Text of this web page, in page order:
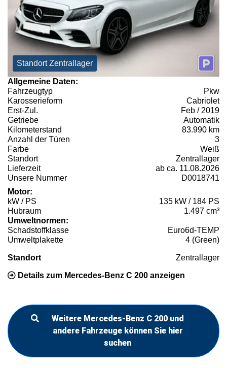
Standort Zentrallager
Allgemeine Daten:
Fahrzeugtyp
Pkw
Karosserieform
Cabriolet
Erst-Zul.
Feb / 2019
Getriebe
Automatik
Kilometerstand
83.990 km
Anzahl der Türen
3
Farbe
Weiß
Standort
Zentrallager
Lieferzeit
ab ca. 11.08.2026
Unsere Nummer
D0018741
Motor:
kW / PS
135 kW / 184 PS
Hubraum
1.497 cm³
Umweltnormen:
Schadstoffklasse
Euro6d-TEMP
Umweltplakette
4 (Green)
Standort Zentrallager
Details zum Mercedes-Benz C 200 anzeigen
Weitere Mercedes-Benz C 200 und
andere Fahrzeuge können Sie hier
suchen